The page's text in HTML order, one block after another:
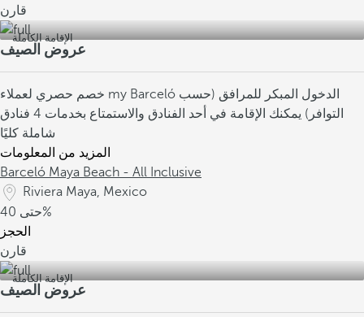
قارن
الإقامة الكاملة
عروض الصيف
خصم حصري لعملاء my Barceló الدخول المبكر للمرافق (حسب
التوافر)
يمكنك الإقامة في أحد الفنادق والاستمتاع بخدمات 4 فنادق
شاملة كليًا
المزيد من المعلومات
Barceló Maya Beach - All Inclusive
Riviera Maya, Mexico
حتى40%
الحجز
قارن
الإقامة الكاملة
عروض الصيف